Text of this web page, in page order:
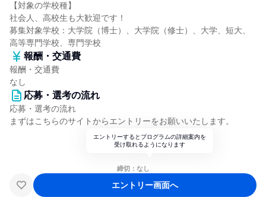
【対象の学校種】
社会人、高校生も大歓迎です！
募集対象学校：大学院（博士）、大学院（修士）、大学、短大、
高等専門学校、専門学校
報酬・交通費
報酬・交通費
なし
応募・選考の流れ
応募・選考の流れ
まずはこちらのサイトからエントリーをお願いいたします。
エントリーするとプログラムの詳細案内を
受け取れるようになります
締切：なし
エントリー画面へ